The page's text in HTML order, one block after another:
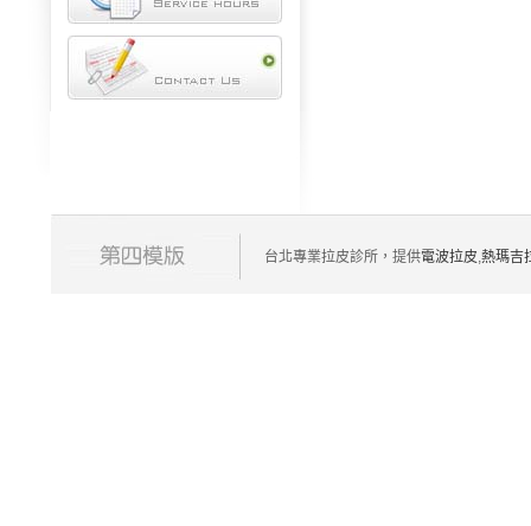
台北專業拉皮診所，提供電波拉皮,熱瑪吉